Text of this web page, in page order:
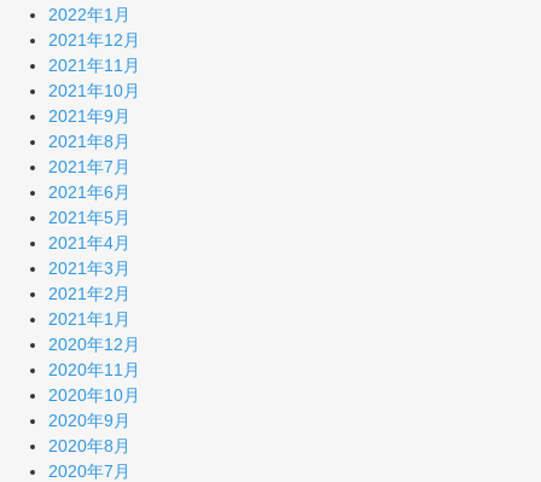
2022年1月
2021年12月
2021年11月
2021年10月
2021年9月
2021年8月
2021年7月
2021年6月
2021年5月
2021年4月
2021年3月
2021年2月
2021年1月
2020年12月
2020年11月
2020年10月
2020年9月
2020年8月
2020年7月